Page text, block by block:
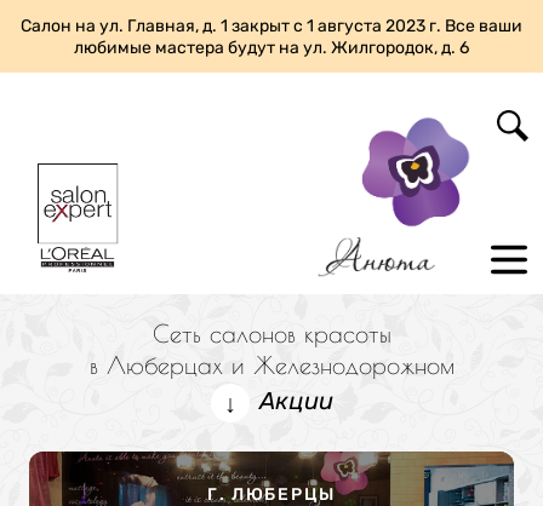
Салон на ул. Главная, д. 1 закрыт с 1 августа 2023 г. Все ваши
любимые мастера будут на ул. Жилгородок, д. 6
Сеть салонов красоты
в Люберцах и Железнодорожном
↓ Акции
Г. ЛЮБЕРЦЫ